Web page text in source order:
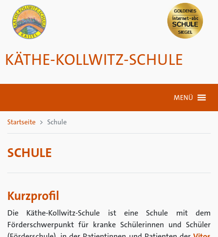
KÄTHE-KOLLWITZ-SCHULE
MENÜ
Startseite Schule
SCHULE
Kurzprofil
Die Käthe-Kollwitz-Schule ist eine Schule mit dem
Förderschwerpunkt für kranke Schülerinnen und Schüler